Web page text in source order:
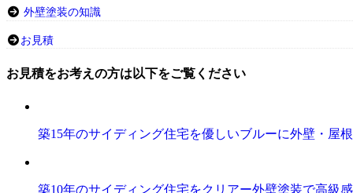
外壁塗装の知識
お見積
お見積をお考えの方は以下をご覧ください
築15年のサイディング住宅を優しいブルーに外壁・屋根
築10年のサイディング住宅をクリアー外壁塗装で高級感